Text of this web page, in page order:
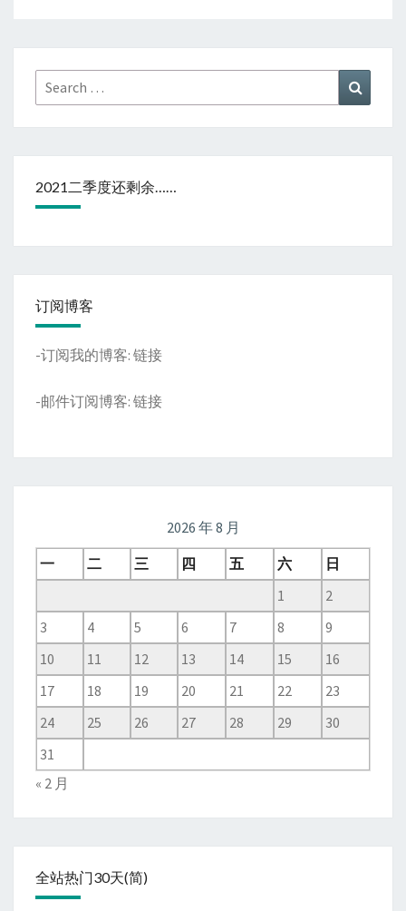
Search
for:
2021二季度还剩余……
订阅博客
-订阅我的博客: 链接
-邮件订阅博客: 链接
2026 年 8 月
一
二 三 四 五 六
日
1
2
3
4 5 6 7 8
9
10
11 12 13 14 15
16
17
18 19 20 21 22
23
24
25 26 27 28 29
30
31
« 2 月
全站热门30天(简)